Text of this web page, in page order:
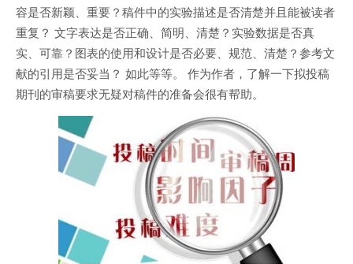
容是否新颖、重要？稿件中的实验描述是否清楚并且能被读者
重复？ 文字表达是否正确、简明、清楚？实验数据是否真
实、可靠？图表的使用和设计是否必要、规范、清楚？参考文
献的引用是否妥当？ 如此等等。 作为作者，了解一下拟投稿
期刊的审稿要求无疑对稿件的准备会很有帮助。